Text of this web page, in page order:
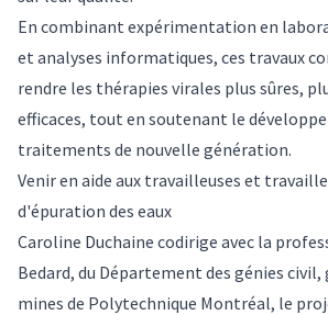
En combinant expérimentation en
et analyses informatiques, ces travaux
rendre les thérapies virales plus sûres,
efficaces, tout en soutenant le
traitements de nouvelle génération.
Venir en aide aux travailleuses et
d'épuration des eaux
Caroline Duchaine codirige avec la
Bedard, du Département des génies
mines de Polytechnique Montréal, le